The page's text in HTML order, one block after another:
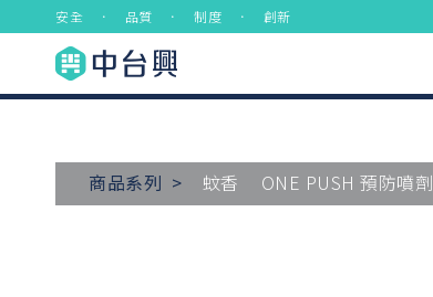
安全 ． 品質 ． 制度 ． 創新
商品系列 > 蚊香 ONE PUSH 預防噴劑